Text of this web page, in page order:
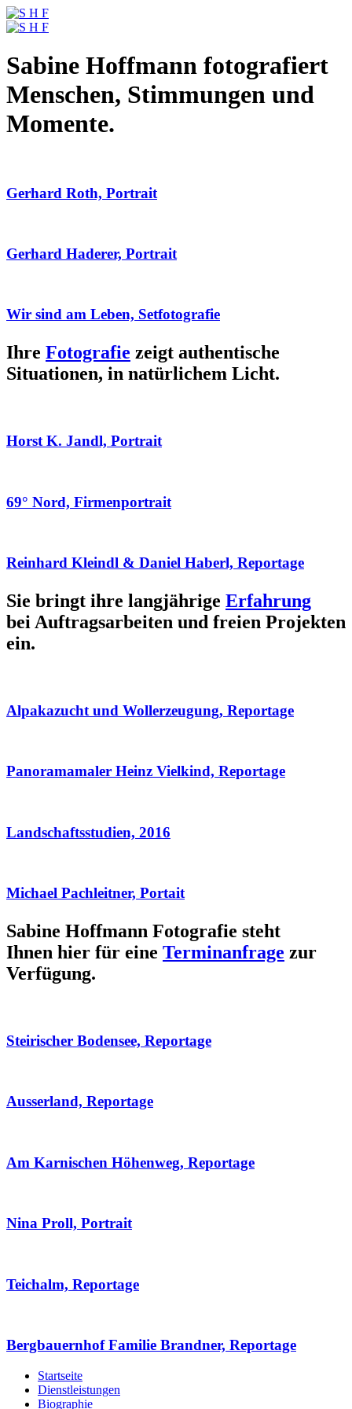
Sabine Hoffmann fotografiert
Menschen, Stimmungen und
Momente.
Gerhard Roth, Portrait
Gerhard Haderer, Portrait
Wir sind am Leben, Setfotografie
Ihre Fotografie zeigt authentische
Situationen, in natürlichem Licht.
Horst K. Jandl, Portrait
69° Nord, Firmenportrait
Reinhard Kleindl & Daniel Haberl, Reportage
Sie bringt ihre langjährige Erfahrung
bei Auftragsarbeiten und freien Projekten
ein.
Alpakazucht und Wollerzeugung, Reportage
Panoramamaler Heinz Vielkind, Reportage
Landschaftsstudien, 2016
Michael Pachleitner, Portait
Sabine Hoffmann Fotografie steht
Ihnen hier für eine Terminanfrage zur
Verfügung.
Steirischer Bodensee, Reportage
Ausserland, Reportage
Am Karnischen Höhenweg, Reportage
Nina Proll, Portrait
Teichalm, Reportage
Bergbauernhof Familie Brandner, Reportage
Startseite
Dienstleistungen
Biographie